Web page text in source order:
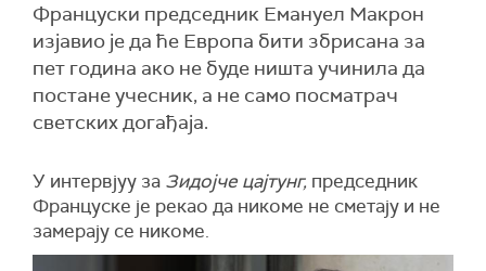
Француски председник Емануел Макрон
изјавио је да ће Европа бити збрисана за
пет година ако не буде ништа учинила да
постане учесник, а не само посматрач
светских догађаја.
У интервјуу за Зидојче цајтунг, председник
Француске је рекао да никоме не сметају и не
замерају се никоме.